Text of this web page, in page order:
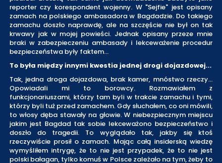
reporter czy korespondent wojenny. W "Sejfie" jest opisany
zamach na polskiego ambasadora w Bagdadzie. Do takiego
zamachu doszło naprawdę, ale na szczęście nie był on tak
krwawy jak w mojej powieści. Jednak opisany przeze mnie
braki w zabezpieczeniu ambasady i lekceważenie procedur
bezpieczeństwa były faktem…
To była między innymi kwestia jednej drogi dojazdowej...
Tak, jedna droga dojazdowa, brak kamer, mnóstwo rzeczy...
Opowiadali mi to borowcy. Rozmawiałem z
funkcjonariuszami, którzy tam byli w trakcie zamachu i tymi,
którzy byli tuż przed zamachem. Gdy słuchałem, co oni mówili,
to włosy dęba stawały na głowie. W niebezpiecznym miejscu
jakim jest Bagdad tak sobie lekceważono bezpieczeństwo i
doszło do tragedii. To wyglądało tak, jakby się ktoś
rzeczywiście prosił o zamach. Mając całą insiderską wiedzę
wymyśliłem intrygę, że to nie jest przypadek, że to nie jest
polski bałagan, tylko komuś w Polsce zależało na tym, żeby to